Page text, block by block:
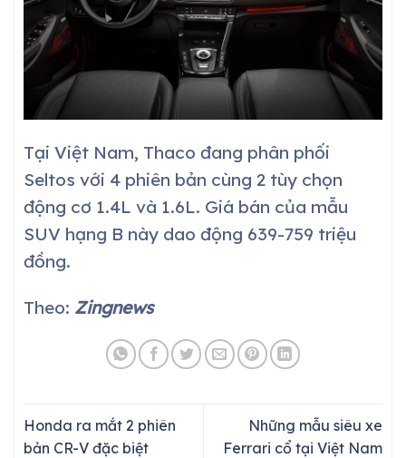
Tại Việt Nam, Thaco đang phân phối
Seltos với 4 phiên bản cùng 2 tùy chọn
động cơ 1.4L và 1.6L. Giá bán của mẫu
SUV hạng B này dao động 639-759 triệu
đồng.
Theo: Zingnews
Honda ra mắt 2 phiên
bản CR-V đặc biệt
Những mẫu siêu xe
Ferrari cổ tại Việt Nam